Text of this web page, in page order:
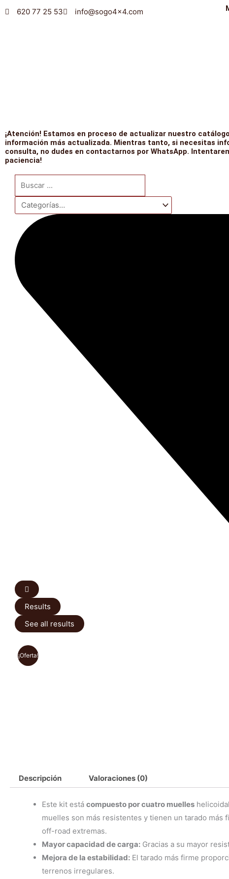
620 77 25 53 info@sogo4x4.com
¡Atención! Estamos en proceso de actualizar nuestro
información más actualizada. Mientras tanto, si necesitas
consulta, no dudes en contactarnos por WhatsApp.
paciencia!
Search
...
Results
See all results
¡Oferta!
Descripción Valoraciones (0)
Este kit está compuesto por cuatro muelles
muelles son más resistentes y tienen un tarado
off-road extremas.
Mayor capacidad de carga: Gracias a su mayor
Mejora de la estabilidad: El tarado más firme
terrenos irregulares.